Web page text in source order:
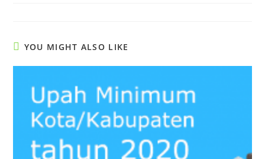
YOU MIGHT ALSO LIKE